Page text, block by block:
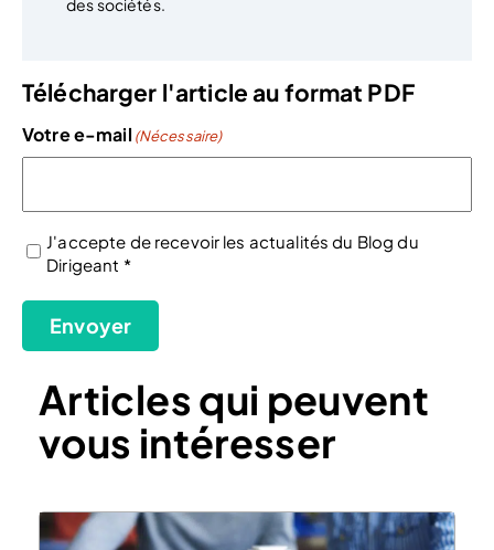
des sociétés.
Télécharger l'article au format PDF
Votre e-mail (Nécessaire)
(Nécessaire)
J'accepte de recevoir les actualités du Blog du
Dirigeant *
Envoyer
Articles qui peuvent
vous intéresser